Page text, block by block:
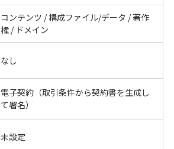
コンテンツ / 構成ファイル/データ / 著作
権 / ドメイン
なし
電子契約（取引条件から契約書を生成し
て署名）
未設定